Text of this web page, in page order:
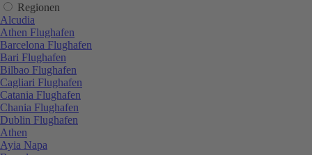
Regionen
Alcudia
Athen Flughafen
Barcelona Flughafen
Bari Flughafen
Bilbao Flughafen
Cagliari Flughafen
Catania Flughafen
Chania Flughafen
Dublin Flughafen
Athen
Ayia Napa